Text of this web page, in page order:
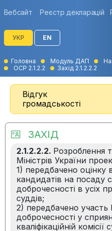
Вебсайт Реєстр декларацій
УКР EN
Головна Модуль ДАП
ОСР 2.1.2.2
Захід 2.1.2.2.2
Відгук
громадськості
ЗАХІД
2.1.2.2.2. Розроблення
Міністрів України
1) передбачено оцінку
кандидатів на посаду
доброчесності в усіх
суддів;
2) передбачено
доброчесності у
кваліфікаційній комісії